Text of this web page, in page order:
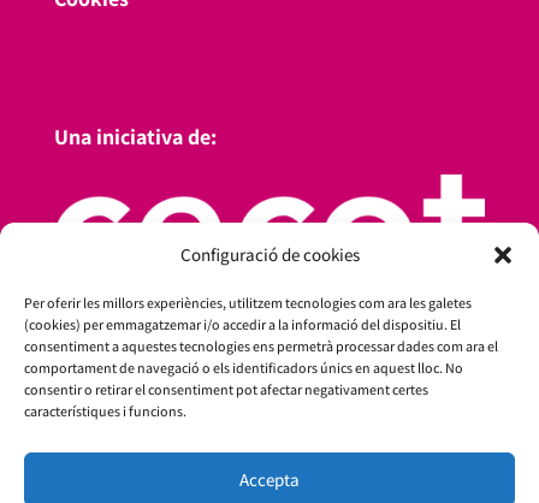
Configuració de cookies
Per oferir les millors experiències, utilitzem tecnologies com ara les galetes
(cookies) per emmagatzemar i/o accedir a la informació del dispositiu. El
consentiment a aquestes tecnologies ens permetrà processar dades com ara el
comportament de navegació o els identificadors únics en aquest lloc. No
consentir o retirar el consentiment pot afectar negativament certes
característiques i funcions.
Accepta
Una iniciativa de: